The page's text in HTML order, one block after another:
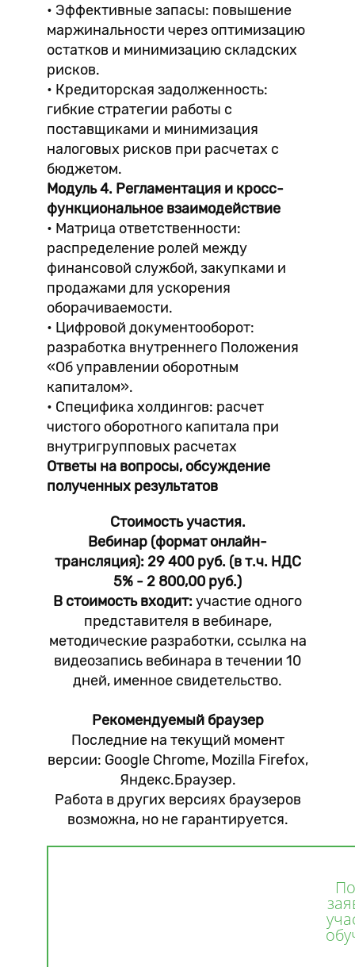
• Эффективные запасы: повышение
маржинальности через оптимизацию
остатков и минимизацию складских
рисков.
• Кредиторская задолженность:
гибкие стратегии работы с
поставщиками и минимизация
налоговых рисков при расчетах с
бюджетом.
Модуль 4. Регламентация и кросс-
функциональное взаимодействие
• Матрица ответственности:
распределение ролей между
финансовой службой, закупками и
продажами для ускорения
оборачиваемости.
• Цифровой документооборот:
разработка внутреннего Положения
«Об управлении оборотным
капиталом».
• Специфика холдингов: расчет
чистого оборотного капитала при
внутригрупповых расчетах
Ответы на вопросы, обсуждение
полученных результатов
Стоимость участия.
Вебинар (формат онлайн-
трансляция): 29 400 руб. (в т.ч. НДС
5% - 2 800,00 руб.)
В стоимость входит:участие одного
представителя в вебинаре,
методические разработки, ссылка на
видеозапись вебинара в течении 10
дней, именное свидетельство.
Рекомендуемый браузер
Последние на текущий момент
версии: Google Chrome, Mozilla Firefox,
Яндекс.Браузер.
Работа в других версиях браузеров
возможна, но не гарантируется.